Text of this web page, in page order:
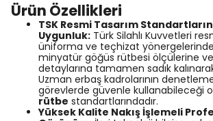
Ürün Özellikleri
TSK Resmi Tasarım
Uygunluk: Türk Silahlı Kuvvetleri
üniforma ve teçhizat
minyatür göğüs rütbesi ölçülerine
detaylarına tamamen sadık
Uzman erbaş kadrolarının
görevlerde güvenle kullanabileceği
rütbe standartlarındadır.
Yüksek Kalite Nakış İşlemeli